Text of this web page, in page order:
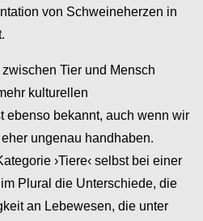
von Schweineherzen in
Tier und Mensch
kulturellen
ebenso bekannt, auch wenn wir
ungenau handhaben.
›Tiere‹ selbst bei einer
Plural die Unterschiede, die
an Lebewesen, die unter